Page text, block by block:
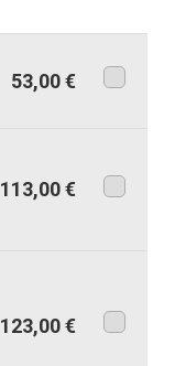
53,00 €
113,00 €
123,00 €